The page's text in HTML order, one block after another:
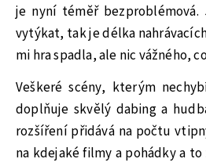
je nyní téměř
vytýkat, tak je délka
mi hra spadla, ale nic vážného,
Veškeré scény, kterým
doplňuje skvělý dabing a
rozšíření přidává na počtu
na kdejaké filmy a pohádky a